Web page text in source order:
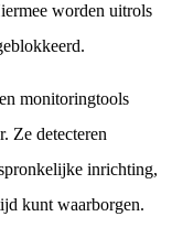
worden uitrols
monitoringtools
Ze detecteren
inrichting,
kunt waarborgen.